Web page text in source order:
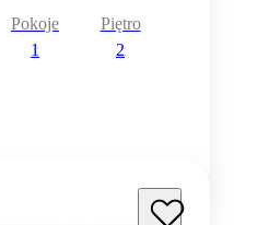
Pokoje
1
Piętro
2